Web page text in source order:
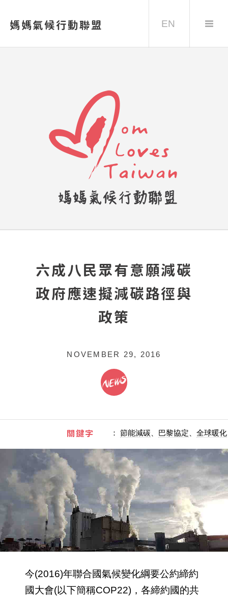
媽媽氣候行動聯盟 EN
六成八民眾有意願減碳
政府應速擬減碳路徑與
政策
NOVEMBER 29, 2016
關鍵字 ： 節能減碳 巴黎協定 全球暖化
今(2016)年聯合國氣候變化綱要公約締約
國大會(以下簡稱COP22)，各締約國的共